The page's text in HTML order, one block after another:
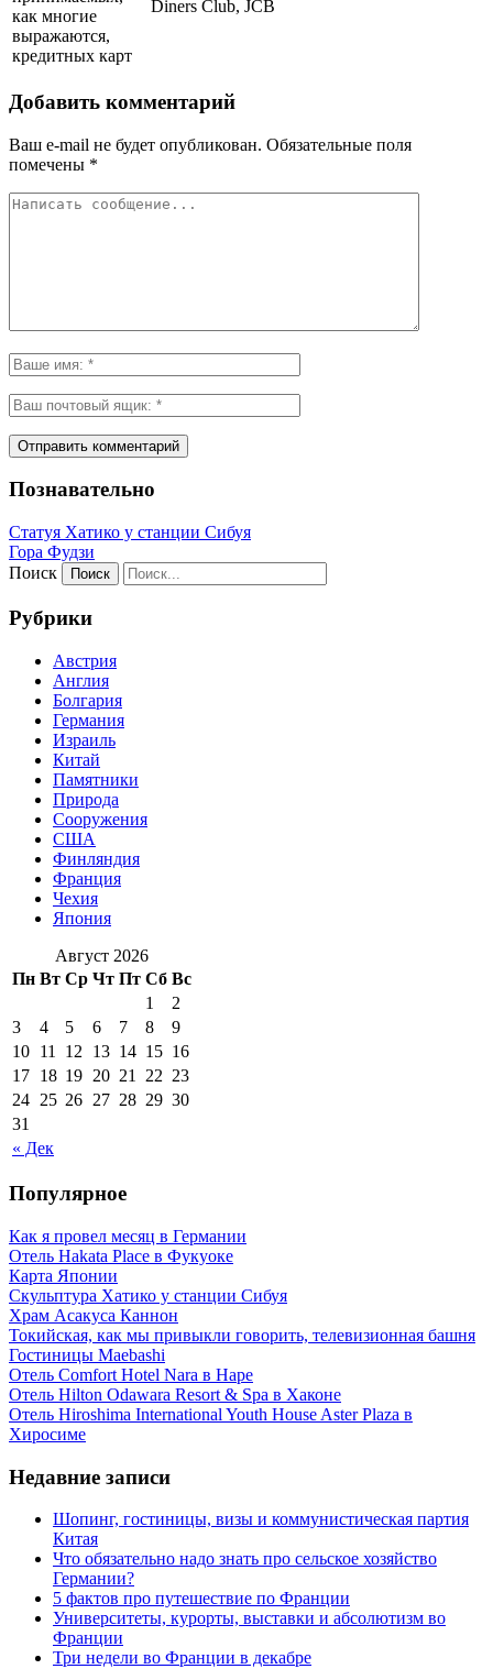
как многие
выражаются,
кредитных карт
Diners Club, JCB
Добавить комментарий
Ваш e-mail не будет опубликован. Обязательные поля
помечены *
Познавательно
Статуя Хатико у станции Сибуя
Гора Фудзи
Поиск
Рубрики
Австрия
Англия
Болгария
Германия
Израиль
Китай
Памятники
Природа
Сооружения
США
Финляндия
Франция
Чехия
Япония
Август 2026
Пн Вт Ср Чт Пт Сб Вс
« Дек
1
2
3
4 5 6 7 8
9
10 11 12 13 14 15 16
17 18 19 20 21 22 23
24 25 26 27 28 29 30
31
Популярное
Как я провел месяц в Германии
Отель Hakata Place в Фукуоке
Карта Японии
Скульптура Хатико у станции Сибуя
Храм Асакуса Каннон
Токийская, как мы привыкли говорить, телевизионная башня
Гостиницы Maebashi
Отель Comfort Hotel Nara в Наре
Отель Hilton Odawara Resort & Spa в Хаконе
Отель Hiroshima International Youth House Aster Plaza в
Хиросиме
Недавние записи
Шопинг, гостиницы, визы и коммунистическая партия
Китая
Что обязательно надо знать про сельское хозяйство
Германии?
5 фактов про путешествие по Франции
Университеты, курорты, выставки и абсолютизм во
Франции
Три недели во Франции в декабре